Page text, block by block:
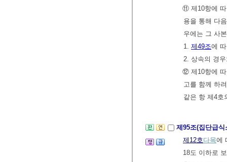
⑪ 제10항에
용을 통해 다
우에는 그 사
1. 제49조에
2. 상속의 경
⑫ 제10항에 따
고를 함께 하
같은 항 제4호
제95조(집단급
제12호다목에
18도 이하로